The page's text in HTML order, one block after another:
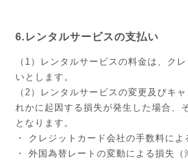
6.レンタルサービスの支払い
（1）レンタルサービスの料金は、ク
いとします。
（2）レンタルサービスの変更及びキ
れかに起因する損失が発生した場合、
となります。
・ クレジットカード会社の手数料によ
・ 外国為替レートの変動による損失